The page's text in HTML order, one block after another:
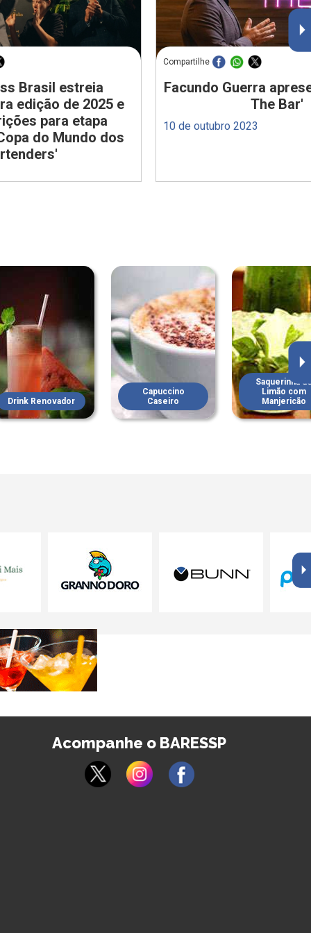
Brasil estreia
edição de 2025 e
para etapa
do Mundo dos
Compartilhe
Facundo Guerra
The Bar'
10 de outubro 2023
Drink Renovador
Capuccino
Caseiro
Saquerinha
Limão com
Manjericão
Acompanhe o BARESSP